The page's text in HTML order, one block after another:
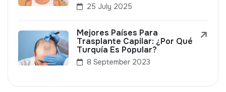
25 July 2025
Mejores Países Para
Trasplante Capilar: ¿Por Qué
Turquía Es Popular?
8 September 2023